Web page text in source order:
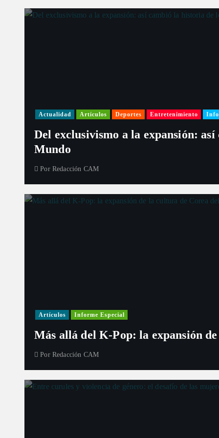
Actualidad Artículos Deportes Entretenimiento
Del exclusivismo a la expansión:
Mundo
Por Redacción CAM
Artículos Informe Especial
Más allá del K-Pop: la expansión
Por Redacción CAM